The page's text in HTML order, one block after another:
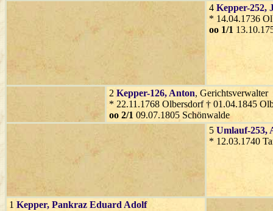
4 Kepper-252,
* 14.04.1736
oo 1/1
2 Kepper-126, Anton, Gerichtsverwalter
* 22.11.1768 Olbersdorf † 01.04.1845
oo 2/1 09.07.1805 Schönwalde
5 Umlauf-253,
* 12.03.1740
1 Kepper, Pankraz Eduard Adolf